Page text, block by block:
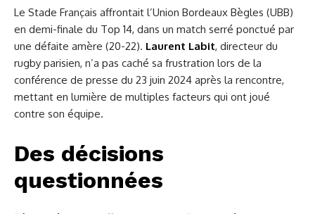
Le Stade Français affrontait l’Union Bordeaux Bègles (UBB)
en demi-finale du Top 14, dans un match serré ponctué par
une défaite amère (20-22). Laurent Labit, directeur du
rugby parisien, n’a pas caché sa frustration lors de la
conférence de presse du 23 juin 2024 après la rencontre,
mettant en lumière de multiples facteurs qui ont joué
contre son équipe.
Des décisions
questionnées